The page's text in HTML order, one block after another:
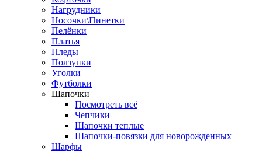
Нагрудники
Носочки\Пинетки
Пелёнки
Платья
Пледы
Ползунки
Уголки
Футболки
Шапочки
Посмотреть всё
Чепчики
Шапочки теплые
Шапочки-повязки для новорожденных
Шарфы